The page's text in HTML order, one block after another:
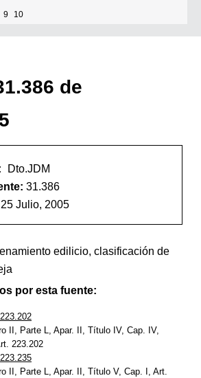
9 10
de
Dto.JDM
31.386
Julio, 2005
edilicio, clasificación de
por esta fuente:
II, Parte L, Apar. II, Título IV, Cap. IV,
223.202
II, Parte L, Apar. II, Título V, Cap. I, Art.